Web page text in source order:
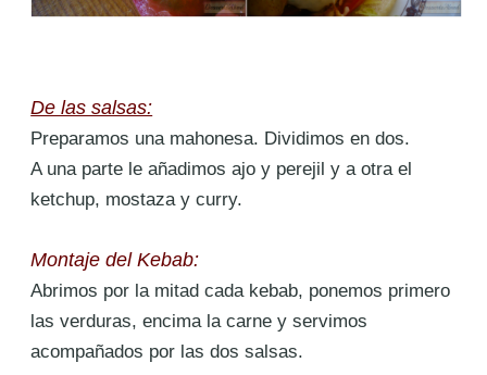
De las salsas:
Preparamos una mahonesa. Dividimos en dos.
A una parte le añadimos ajo y perejil y a otra el
ketchup, mostaza y curry.
Montaje del Kebab:
Abrimos por la mitad cada kebab, ponemos primero
las verduras, encima la carne y servimos
acompañados por las dos salsas.